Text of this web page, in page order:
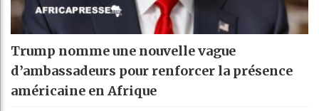
Trump nomme une nouvelle vague
d’ambassadeurs pour renforcer la présence
américaine en Afrique